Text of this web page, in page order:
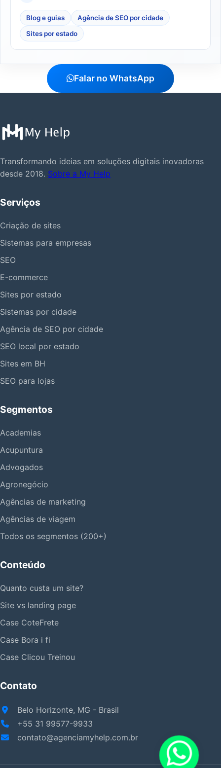
Blog e guias Agência de SEO por cidade
Sites por estado
Falar no WhatsApp
Transformando ideias em soluções digitais inovadoras
desde 2018. Sobre a My Help
Serviços
Criação de sites
Sistemas para empresas
SEO
E-commerce
Sites por estado
Sistemas por cidade
Agência de SEO por cidade
SEO local por estado
Sites em BH
SEO para lojas
Segmentos
Academias
Acupuntura
Advogados
Agronegócio
Agências de marketing
Agências de viagem
Todos os segmentos (200+)
Conteúdo
Quanto custa um site?
Site vs landing page
Case CoteFrete
Case Bora i fi
Case Clicou Treinou
Contato
Belo Horizonte, MG - Brasil
+55 31 99577-9933
contato@agenciamyhelp.com.br